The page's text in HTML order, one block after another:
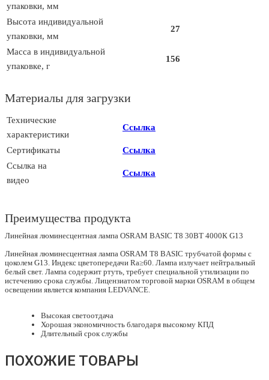
упаковки, мм
Высота индивидуальной
упаковки, мм
27
Масса в индивидуальной
упаковке, г
156
Материалы для загрузки
Технические
характеристики
Ссылка
Сертификаты
Ссылка
Ссылка на
видео
Ссылка
Преимущества продукта
Линейная люминесцентная лампа OSRAM BASIC T8 30ВТ 4000К G13
Линейная люминесцентная лампа OSRAM T8 BASIC трубчатой формы с
цоколем G13. Индекс цветопередачи Ra≥60. Лампа излучает нейтральный
белый свет. Лампа содержит ртуть, требует специальной утилизации по
истечению срока службы. Лицензиатом торговой марки OSRAM в общем
освещении является компания LEDVANCE.
Высокая светоотдача
Хорошая экономичность благодаря высокому КПД
Длительный срок службы
ПОХОЖИЕ ТОВАРЫ